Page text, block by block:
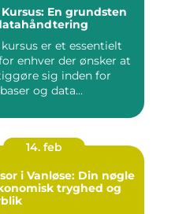
Kursus: En grundsten
kursus er et essentielt
enhver der ønsker at
sig inden for
og data...
14. feb
i Vanløse: Din nøgle
tryghed og